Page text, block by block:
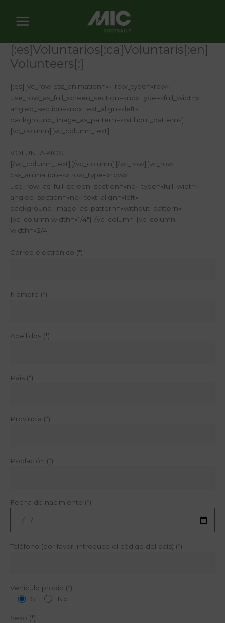
contenido
[:es]Voluntarios[:ca]Voluntaris[:en]
Volunteers[:]
[:es][vc_row css_animation=»» row_type=»row»
use_row_as_full_screen_section=»no» type=»full_width»
angled_section=»no» text_align=»left»
background_image_as_pattern=»without_pattern»]
[vc_column][vc_column_text]
VOLUNTARIOS
[/vc_column_text][/vc_column][/vc_row][vc_row
css_animation=»» row_type=»row»
use_row_as_full_screen_section=»no» type=»full_width»
angled_section=»no» text_align=»left»
background_image_as_pattern=»without_pattern»]
[vc_column width=»1/4″][/vc_column][vc_column
width=»2/4″]
Correo electrónico (*)
Nombre (*)
Apellidos (*)
Pais (*)
Provincia (*)
Población (*)
Fecha de nacimiento (*)
Teléfono (por favor, introduce el código del país) (*)
Vehículo propio (*)
Si
No
Sexo (*)